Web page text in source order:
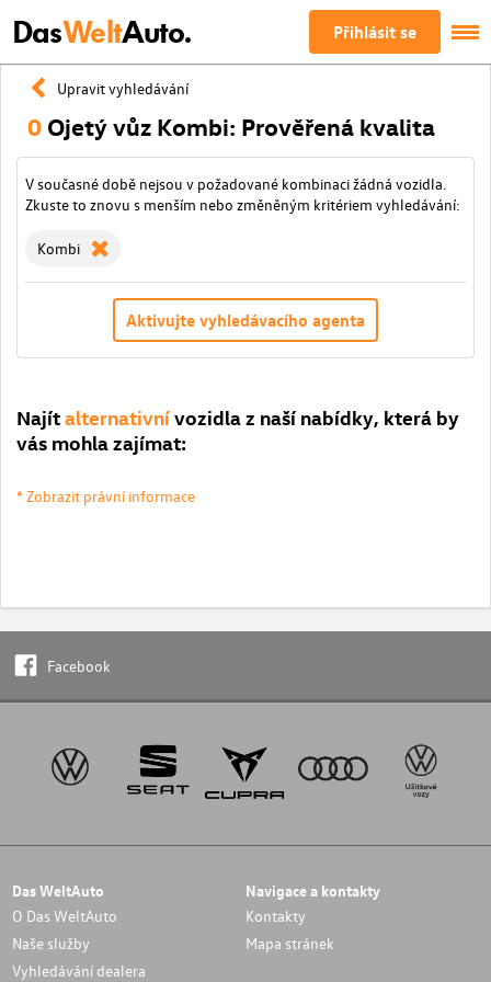
DasWeltAuto. Přihlásit se
Upravit vyhledávání
0 Ojetý vůz Kombi: Prověřená kvalita
V současné době nejsou v požadované kombinaci žádná vozidla.
Zkuste to znovu s menším nebo změněným kritériem vyhledávání:
Kombi
Aktivujte vyhledávacího agenta
Najítalternativnívozidla z naší nabídky, která by
vás mohla zajímat:
* Zobrazit právní informace
Facebook
Das WeltAuto
O Das WeltAuto
Naše služby
Vyhledávání dealera
Navigace a kontakty
Kontakty
Mapa stránek